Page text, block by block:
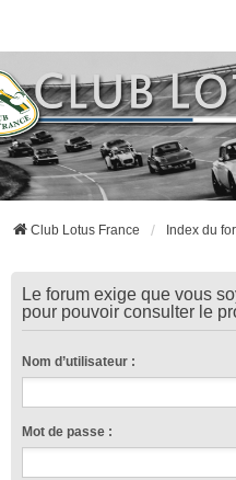
Club Lotus France Index du
Le forum exige que vous
pour pouvoir consulter le
Nom d’utilisateur :
Mot de passe :